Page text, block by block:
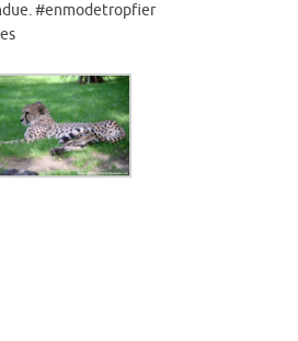
#enmodetropfier